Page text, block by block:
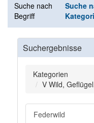
Suche nach
Begriff
Suche
Suchergebnisse
Kategorien
V Wild,
Federwild